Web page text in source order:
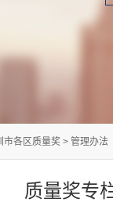
质量奖专
市各区质量奖 > 管理办法